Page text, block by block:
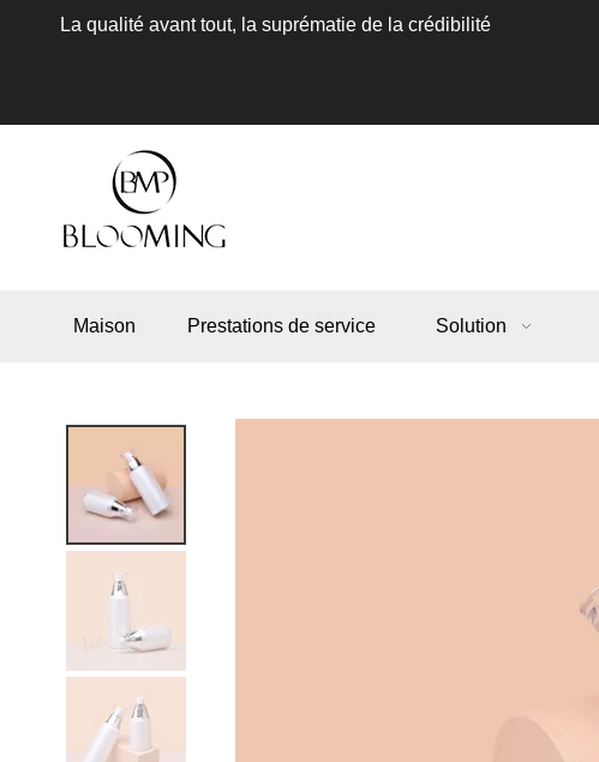
La qualité avant tout, la suprématie de la crédibilité
Maison Prestations de service Solution